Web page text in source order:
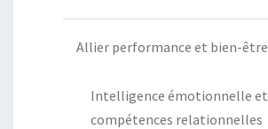
Allier performance et bien-être
Intelligence émotionnelle et
compétences relationnelles